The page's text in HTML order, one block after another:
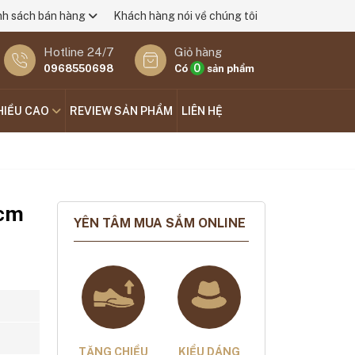
sách bán hàng Khách hàng nói về chúng tôi
Giỏ hàng
Có 0 sản phẩm
Hotline 24/7
0968550698
CAO REVIEW SẢN PHẨM LIÊN HỆ
YÊN TÂM MUA SẮM ONLINE
TĂNG CHIỀU KIỂU DÁNG